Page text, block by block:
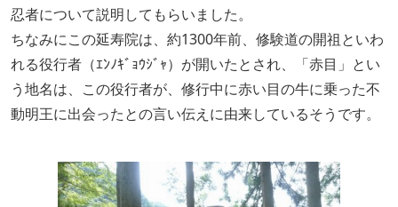
忍者について説明してもらいました。
ちなみにこの延寿院は、約1300年前、修験道の開祖といわ
れる役行者（ｴﾝﾉｷﾞｮｳｼﾞｬ）が開いたとされ、「赤目」とい
う地名は、この役行者が、修行中に赤い目の牛に乗った不
動明王に出会ったとの言い伝えに由来しているそうです。